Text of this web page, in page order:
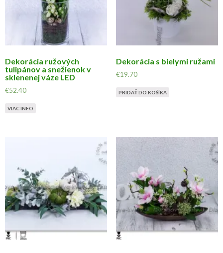
Dekorácia ružových
tulipánov a snežienok v
sklenenej váze LED
€52.40
VIAC INFO
Dekorácia s bielymi ružami
€19.70
PRIDAŤ DO KOŠÍKA